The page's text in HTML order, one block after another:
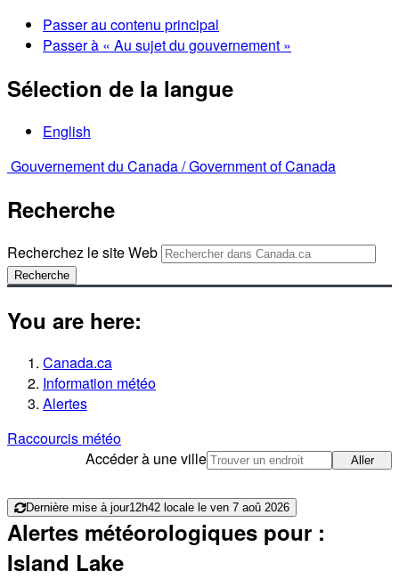
Passer au contenu principal
Passer à « Au sujet du gouvernement »
Sélection de la langue
English
Gouvernement du Canada /Government of Canada
Recherche
Recherchez le site Web
Recherche
You are here:
Canada.ca
Information météo
Alertes
Raccourcis météo
Accéder à une ville
Aller
Dernière mise à jour12h42 locale le ven 7 aoû 2026
Alertes météorologiques pour :
Island Lake